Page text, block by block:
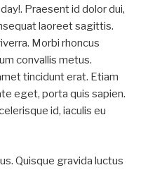
Praesent id dolor dui,
laoreet sagittis.
Morbi rhoncus
convallis metus.
tincidunt erat. Etiam
eget, porta quis sapien.
id, iaculis eu
Quisque gravida luctus